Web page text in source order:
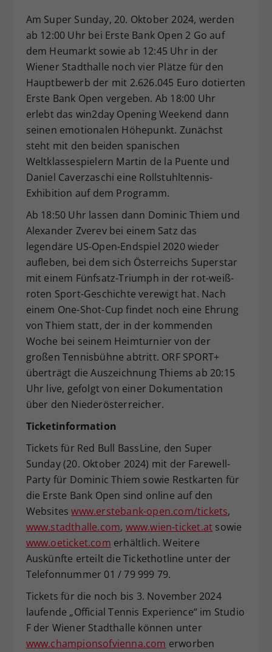
Am Super Sunday, 20. Oktober 2024, werden
ab 12:00 Uhr bei Erste Bank Open 2 Go auf
dem Heumarkt sowie ab 12:45 Uhr in der
Wiener Stadthalle noch vier Plätze für den
Hauptbewerb der mit 2.626.045 Euro dotierten
Erste Bank Open vergeben. Ab 18:00 Uhr
erlebt das win2day Opening Weekend dann
seinen emotionalen Höhepunkt. Zunächst
steht mit den beiden spanischen
Weltklassespielern Martin de la Puente und
Daniel Caverzaschi eine Rollstuhltennis-
Exhibition auf dem Programm.
Ab 18:50 Uhr lassen dann Dominic Thiem und
Alexander Zverev bei einem Satz das
legendäre US-Open-Endspiel 2020 wieder
aufleben, bei dem sich Österreichs Superstar
mit einem Fünfsatz-Triumph in der rot-weiß-
roten Sport-Geschichte verewigt hat. Nach
einem One-Shot-Cup findet noch eine Ehrung
von Thiem statt, der in der kommenden
Woche bei seinem Heimturnier von der
großen Tennisbühne abtritt. ORF SPORT+
überträgt die Auszeichnung Thiems ab 20:15
Uhr live, gefolgt von einer Dokumentation
über den Niederösterreicher.
Ticketinformation
Tickets für Red Bull BassLine, den Super
Sunday (20. Oktober 2024) mit der Farewell-
Party für Dominic Thiem sowie Restkarten für
die Erste Bank Open sind online auf den
Websiteswww.erstebank-open.com/tickets,
www.stadthalle.com, www.wien-ticket.at sowie
www.oeticket.com erhältlich. Weitere
Auskünfte erteilt die Tickethotline unter der
Telefonnummer 01 / 79 999 79.
Tickets für die noch bis 3. November 2024
laufende „Official Tennis Experience“ im Studio
F der Wiener Stadthalle können unter
www.championsofvienna.com erworben
Zweck
Dieser Wert speichert Ihre Consent-
Einstellungen. Unter anderem eine
zufällig generierte ID, für die
historische Speicherung Ihrer
vorgenommen Einstellungen, falls der
Webseiten-Betreiber dies eingestellt
hat.